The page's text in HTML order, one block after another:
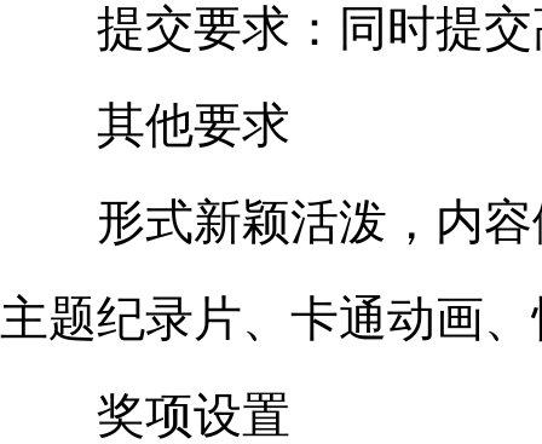
提交要求：同时提交
其他要求
形式新颖活泼，内容
主题纪录片、卡通动画
奖项设置